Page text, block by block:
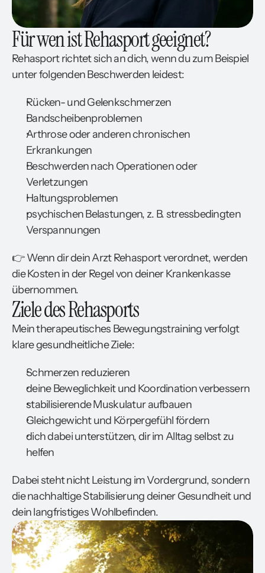
Für wen ist Rehasport geeignet?
Rehasport richtet sich an dich, wenn du zum Beispiel
unter folgenden Beschwerden leidest:
Rücken- und Gelenkschmerzen
Bandscheibenproblemen
Arthrose oder anderen chronischen
Erkrankungen
Beschwerden nach Operationen oder
Verletzungen
Haltungsproblemen
psychischen Belastungen, z. B. stressbedingten
Verspannungen
👉 Wenn dir dein Arzt Rehasport verordnet, werden
die Kosten in der Regel von deiner Krankenkasse
übernommen.
Ziele des Rehasports
Mein therapeutisches Bewegungstraining verfolgt
klare gesundheitliche Ziele:
Schmerzen reduzieren
deine Beweglichkeit und Koordination verbessern
stabilisierende Muskulatur aufbauen
Gleichgewicht und Körpergefühl fördern
dich dabei unterstützen, dir im Alltag selbst zu
helfen
Dabei steht nicht Leistung im Vordergrund, sondern
die nachhaltige Stabilisierung deiner Gesundheit und
dein langfristiges Wohlbefinden.